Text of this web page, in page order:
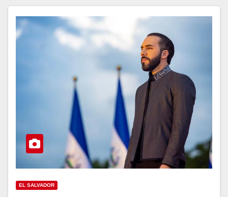
EL SALVADOR